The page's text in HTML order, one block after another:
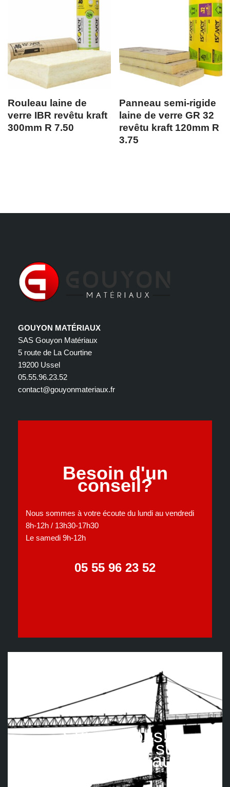
Rouleau laine de
verre IBR revêtu kraft
300mm R 7.50
Panneau semi-rigide
laine de verre GR 32
revêtu kraft 120mm R
3.75
GOUYON MATÉRIAUX
SAS Gouyon Matériaux
5 route de La Courtine
19200 Ussel
05.55.96.23.52
contact@gouyonmateriaux.fr
Besoin d'un
conseil?
Nous sommes à votre écoute du lundi au vendredi
8h-12h / 13h30-17h30
Le samedi 9h-12h
05 55 96 23 52
Suivez nous!
Retrouvez-nous sur les
réseaux sociaux